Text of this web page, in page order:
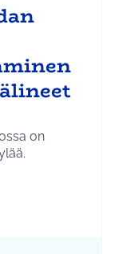
on
Liikunta ja